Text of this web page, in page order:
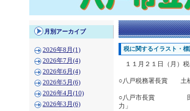
月別アーカイブ
2026年8月(1)
2026年7月(4)
2026年6月(4)
2026年5月(6)
2026年4月(10)
2026年3月(6)
税に関するイラスト・
１１月２１日（月）税
○八戸税務署長賞 土
○八戸市長賞 田
力」